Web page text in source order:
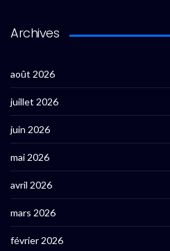
Archives
août 2026
juillet 2026
juin 2026
mai 2026
avril 2026
mars 2026
février 2026